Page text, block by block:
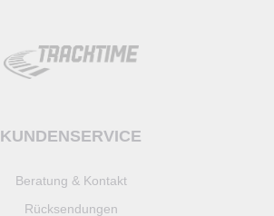
KUNDENSERVICE
Beratung & Kontakt
Rücksendungen